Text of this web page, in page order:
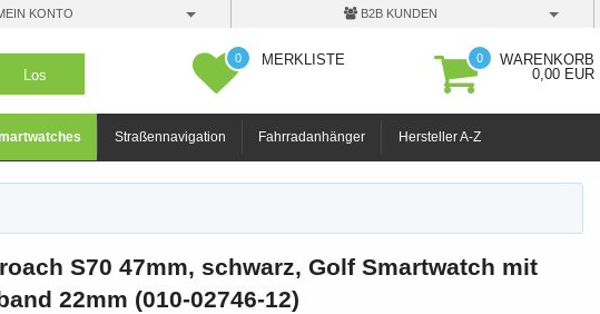
KONTO B2B KUNDEN
0 MERKLISTE 0
WARENKORB
0,00 EUR
Straßennavigation Fahrradanhänger Hersteller A-Z
S70 47mm, schwarz, Golf Smartwatch mit
22mm (010-02746-12)